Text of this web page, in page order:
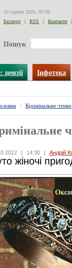
10 серпня 2026, 05:08
Експорт
| RSS | Контакти |
Пошук
цензії Інфотека
\ Кримінальне чтиво
| 14:30 | Андрій
жіночі